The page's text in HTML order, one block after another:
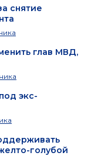
снятие
глав МВД,
экс-
голубой